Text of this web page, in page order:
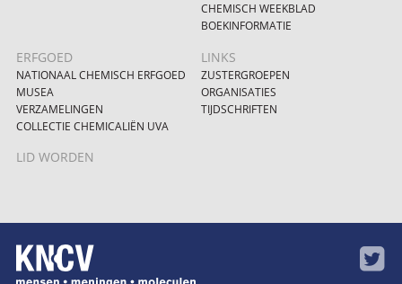
CHEMISCH WEEKBLAD
BOEKINFORMATIE
ERFGOED
NATIONAAL CHEMISCH ERFGOED
MUSEA
VERZAMELINGEN
COLLECTIE CHEMICALIËN UVA
LINKS
ZUSTERGROEPEN
ORGANISATIES
TIJDSCHRIFTEN
LID WORDEN